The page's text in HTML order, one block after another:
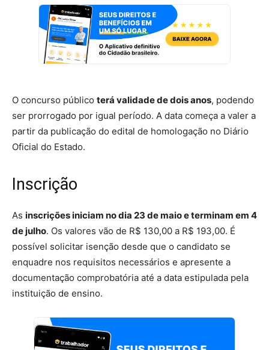
O concurso público terá validade de dois anos, podendo
ser prorrogado por igual período. A data começa a valer a
partir da publicação do edital de homologação no Diário
Oficial do Estado.
Inscrição
As inscrições iniciam no dia 23 de maio e terminam em 4
de julho. Os valores vão de R$ 130,00 a R$ 193,00. É
possível solicitar isenção desde que o candidato se
enquadre nos requisitos necessários e apresente a
documentação comprobatória até a data estipulada pela
instituição de ensino.